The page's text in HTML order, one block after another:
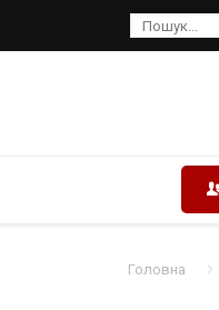
Головна